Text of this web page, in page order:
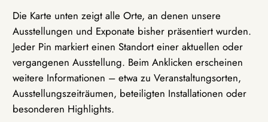
Die Karte unten zeigt alle Orte, an denen unsere
Ausstellungen und Exponate bisher präsentiert wurden.
Jeder Pin markiert einen Standort einer aktuellen oder
vergangenen Ausstellung. Beim Anklicken erscheinen
weitere Informationen – etwa zu Veranstaltungsorten,
Ausstellungszeiträumen, beteiligten Installationen oder
besonderen Highlights.